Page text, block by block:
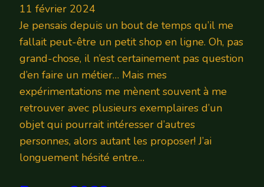
11 février 2024
Je pensais depuis un bout de temps qu’il me
fallait peut-être un petit shop en ligne. Oh, pas
grand-chose, il n’est certainement pas question
d’en faire un métier… Mais mes
expérimentations me mènent souvent à me
retrouver avec plusieurs exemplaires d’un
objet qui pourrait intéresser d’autres
personnes, alors autant les proposer! J’ai
longuement hésité entre…